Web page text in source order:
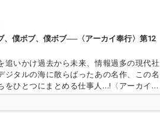
、僕ボブ、僕ボブ──〈アーカイ奉行〉第12
追いかけ過去から未来、情報過多の現代社
ジタルの海に散らばったあの名作、この名
をひとつにまとめる仕事人…!〈アーカイ奉
今日もデジタルの乱世を治める…!'''〈アーカ